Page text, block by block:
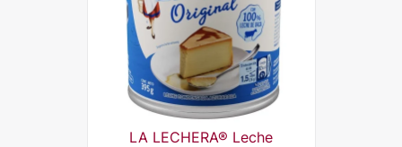
LA LECHERA® Leche